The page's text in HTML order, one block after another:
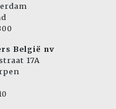
België nv
17A